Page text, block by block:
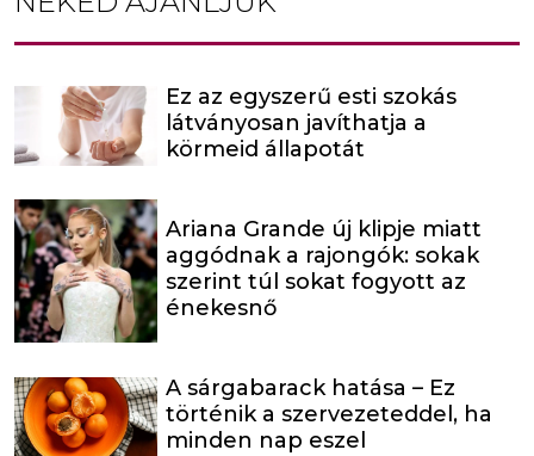
Ez az egyszerű esti szokás
látványosan javíthatja a
körmeid állapotát
Ariana Grande új klipje miatt
aggódnak a rajongók: sokak
szerint túl sokat fogyott az
énekesnő
A sárgabarack hatása – Ez
történik a szervezeteddel, ha
minden nap eszel